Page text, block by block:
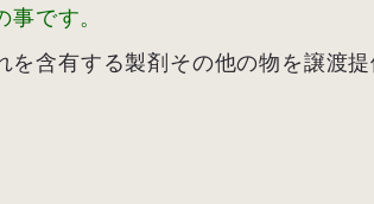
です。
含有する製剤その他の物を譲渡